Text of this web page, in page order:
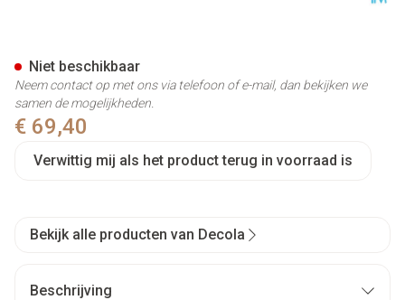
€ 69,40
Verwittig mij als het product terug in voorraad is
Niet beschikbaar
Neem contact op met ons via telefoon of e-mail, dan bekijken we
samen de mogelijkheden.
Bekijk alle producten van Decola
Beschrijving